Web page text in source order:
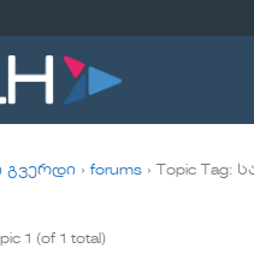
გვერდი › forums › Topic Tag:
1 (of 1 total)